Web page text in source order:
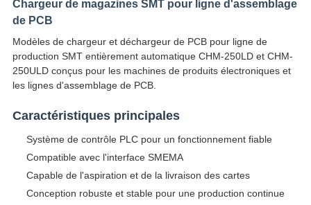
Chargeur de magazines SMT pour ligne d'assemblage
de PCB
Modèles de chargeur et déchargeur de PCB pour ligne de
production SMT entièrement automatique CHM-250LD et CHM-
250ULD conçus pour les machines de produits électroniques et
les lignes d'assemblage de PCB.
Caractéristiques principales
Système de contrôle PLC pour un fonctionnement fiable
Compatible avec l'interface SMEMA
Capable de l'aspiration et de la livraison des cartes
Conception robuste et stable pour une production continue